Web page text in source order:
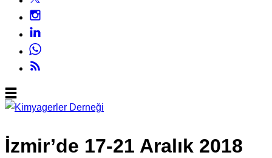
İzmir’de 17-21 Aralık 2018